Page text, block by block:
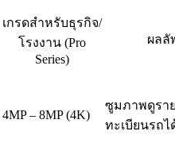
เกรดสำหรับธุรกิจ/
โรงงาน (Pro
Series)
ผลลั
4MP – 8MP (4K)
ซูมภาพดูรา
ทะเบียนรถไ